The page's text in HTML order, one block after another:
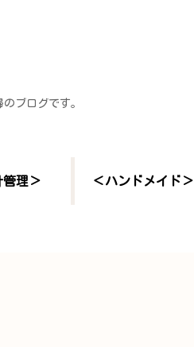
ブログです。
管理＞ ＜ハンドメイド＞